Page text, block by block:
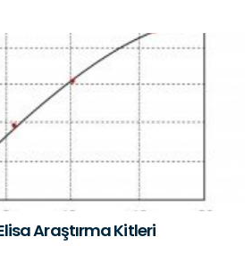
Araştırma Kitleri